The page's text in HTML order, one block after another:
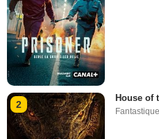
2
House of
Fantastique